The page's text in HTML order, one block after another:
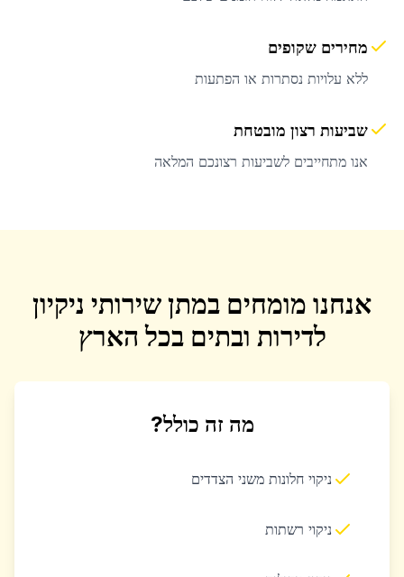
מחירים שקופים
ללא עלויות נסתרות או הפתעות
שביעות רצון מובטחת
אנו מתחייבים לשביעות רצונכם המלאה
אנחנו מומחים במתן שירותי ניקיון
לדירות ובתים בכל הארץ
מה זה כולל?
ניקוי חלונות משני הצדדים
ניקוי רשתות